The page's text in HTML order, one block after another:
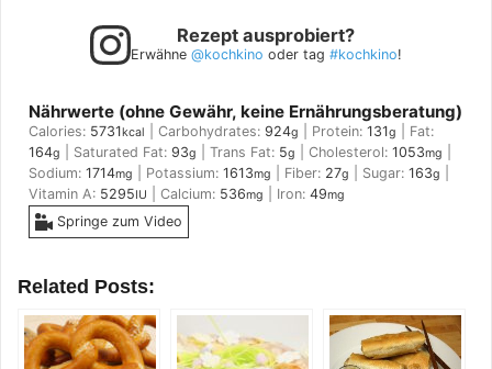
Rezept ausprobiert?
Erwähne @kochkino oder tag #kochkino!
Nährwerte (ohne Gewähr, keine Ernährungsberatung)
Calories: 5731kcal Carbohydrates: 924g Protein: 131g
Fat:
164g Saturated Fat: 93g Trans Fat: 5g Cholesterol: 1053mg
Sodium: 1714mg Potassium: 1613mg Fiber: 27g Sugar: 163g
Vitamin A: 5295IU Calcium: 536mg Iron: 49mg
Springe zum Video
Related Posts: